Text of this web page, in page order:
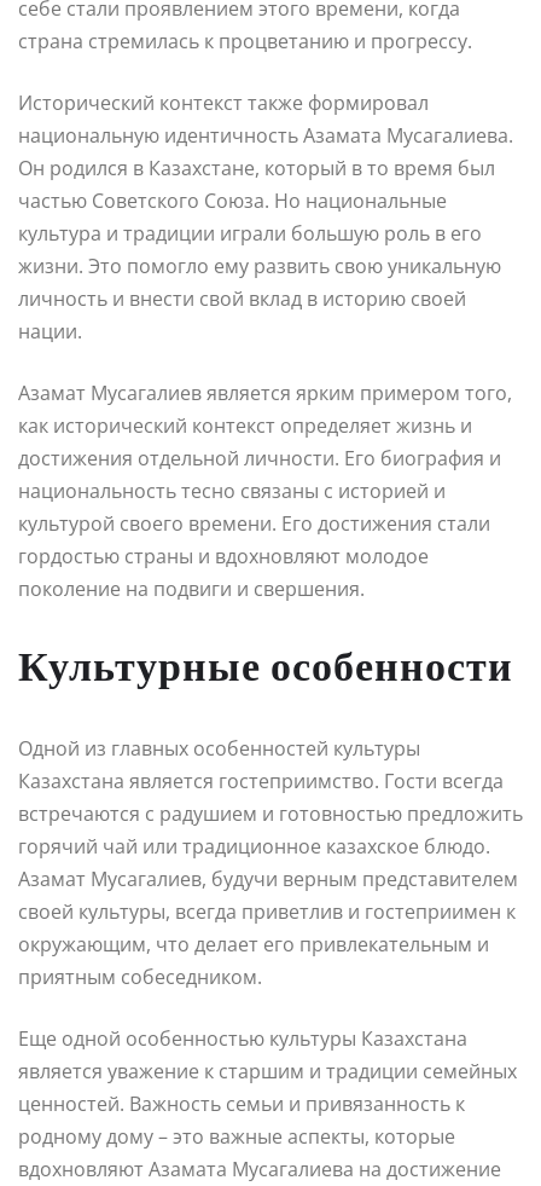
себе стали проявлением этого времени, когда
страна стремилась к процветанию и прогрессу.
Исторический контекст также формировал
национальную идентичность Азамата Мусагалиева.
Он родился в Казахстане, который в то время был
частью Советского Союза. Но национальные
культура и традиции играли большую роль в его
жизни. Это помогло ему развить свою уникальную
личность и внести свой вклад в историю своей
нации.
Азамат Мусагалиев является ярким примером того,
как исторический контекст определяет жизнь и
достижения отдельной личности. Его биография и
национальность тесно связаны с историей и
культурой своего времени. Его достижения стали
гордостью страны и вдохновляют молодое
поколение на подвиги и свершения.
Культурные особенности
Одной из главных особенностей культуры
Казахстана является гостеприимство. Гости всегда
встречаются с радушием и готовностью предложить
горячий чай или традиционное казахское блюдо.
Азамат Мусагалиев, будучи верным представителем
своей культуры, всегда приветлив и гостеприимен к
окружающим, что делает его привлекательным и
приятным собеседником.
Еще одной особенностью культуры Казахстана
является уважение к старшим и традиции семейных
ценностей. Важность семьи и привязанность к
родному дому – это важные аспекты, которые
вдохновляют Азамата Мусагалиева на достижение